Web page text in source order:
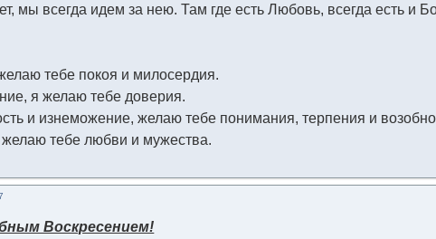
мы всегда идем за нею. Там где есть Любовь, всегда есть и
тебе покоя и милосердия.
я желаю тебе доверия.
и изнеможение, желаю тебе понимания, терпения и
желаю тебе любви и мужества.
Воскресением!